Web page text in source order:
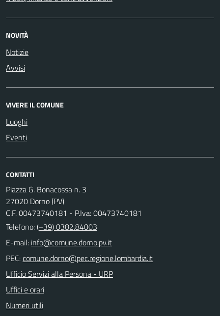
NOVITÀ
Notizie
Avvisi
VIVERE IL COMUNE
Luoghi
Eventi
CONTATTI
Piazza G. Bonacossa n. 3
27020 Dorno (PV)
C.F. 00473740181 - P.Iva: 00473740181
Telefono:(+39) 0382.84003
E-mail:
PEC:
Ufficio Servizi alla Persona - URP
Uffici e orari
Numeri utili